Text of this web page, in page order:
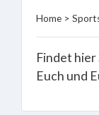
Waterpark
Open-
Air
Swimming
Home >
Findet hier
Euch und